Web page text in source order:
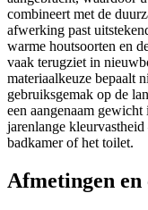
combineert met de
afwerking past
warme houtsoorten en
vaak terugziet in
materiaalkeuze bepaalt
gebruiksgemak op de
een aangenaam
jarenlange
badkamer of het toilet.
Afmetingen